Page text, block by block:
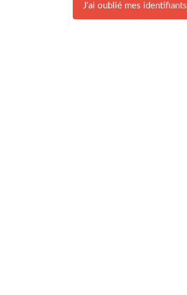
J'ai oublié mes identifiants